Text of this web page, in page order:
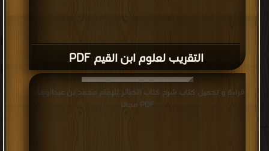
التقريب لعلوم ابن القيم PDF
قراءة و تحميل كتاب شرح كتاب الكبائر للإمام محمد بن عبدالوهاب
PDF مجانا